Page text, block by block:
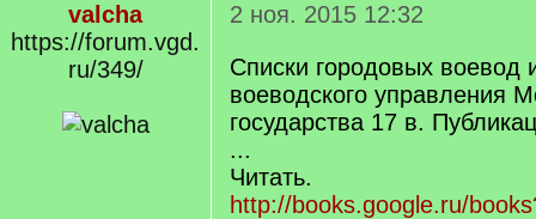
valcha
https://forum.vgd.
ru/349/
2 ноя. 2015 12:32
Списки городовых воевод
воеводского управления
государства 17 в.
...
Читать.
http://books.google.ru/